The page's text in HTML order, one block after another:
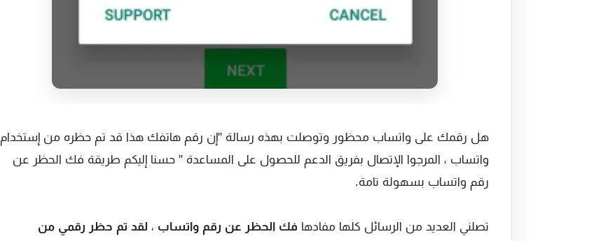
هل رقمك على واتساب محظور وتوصلت بهذه رسالة ''إن رقم هاتفك هذا قد تم حظره من إستخدام
واتساب ، المرجوا الإتصال بفريق الدعم للحصول على المساعدة '' حسنا إليكم طريقة فك الحظر عن
رقم واتساب بسهولة تامة.
تصلني العديد من الرسائل كلها مفادها فك الحظر عن رقم واتساب ، لقد تم حظر رقمي من